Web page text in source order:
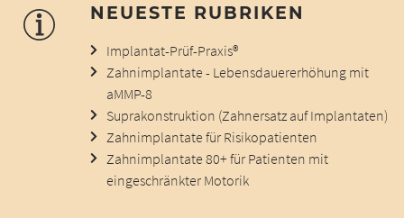
NEUESTE RUBRIKEN
Implantat-Prüf-Praxis®
Zahnimplantate - Lebensdauererhöhung mit
aMMP-8
Suprakonstruktion (Zahnersatz auf Implantaten)
Zahnimplantate für Risikopatienten
Zahnimplantate 80+ für Patienten mit
eingeschränkter Motorik